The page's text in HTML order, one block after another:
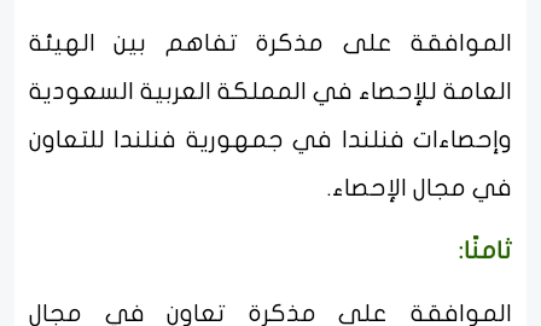
الموافقة على مذكرة تفاهم بين الهيئة
العامة للإحصاء في المملكة العربية السعودية
وإحصاءات فنلندا في جمهورية فنلندا للتعاون
في مجال الإحصاء.
ثامنًا:
الموافقة على مذكرة تعاون في مجال